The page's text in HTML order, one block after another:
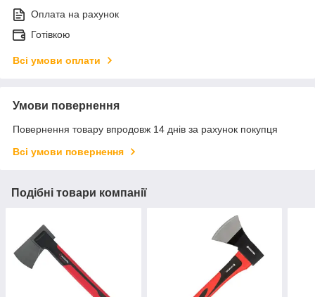
Оплата на рахунок
Готівкою
Всі умови оплати
Умови повернення
Повернення товару впродовж 14 днів за рахунок покупця
Всі умови повернення
Подібні товари компанії